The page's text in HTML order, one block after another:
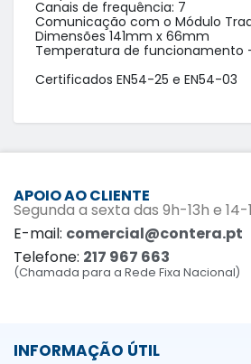
Canais de frequência: 7
Comunicação com o Módulo
Dimensões 141mm x 66mm
Temperatura de funcionamento -
Certificados EN54-25 e EN54-03
APOIO AO CLIENTE
Segunda a sexta das 9h-13h e 14-
E-mail: comercial@contera.pt
Telefone: 217 967 663
(Chamada para a Rede Fixa Nacional)
INFORMAÇÃO ÚTIL